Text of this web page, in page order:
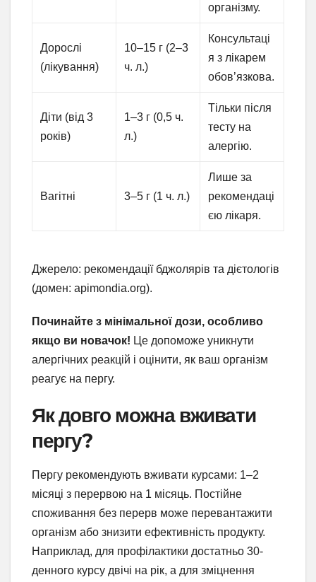
організму.
Дорослі
(лікування)
10–15 г (2–3
ч. л.)
Консультаці
я з лікарем
обов’язкова.
Діти (від 3
років)
1–3 г (0,5 ч.
л.)
Тільки після
тесту на
алергію.
Вагітні 3–5 г (1 ч. л.)
Лише за
рекомендаці
єю лікаря.
Джерело: рекомендації бджолярів та дієтологів
(домен: apimondia.org).
Починайте з мінімальної дози, особливо
якщо ви новачок! Це допоможе уникнути
алергічних реакцій і оцінити, як ваш організм
реагує на пергу.
Як довго можна вживати
пергу?
Пергу рекомендують вживати курсами: 1–2
місяці з перервою на 1 місяць. Постійне
споживання без перерв може перевантажити
організм або знизити ефективність продукту.
Наприклад, для профілактики достатньо 30-
денного курсу двічі на рік, а для зміцнення